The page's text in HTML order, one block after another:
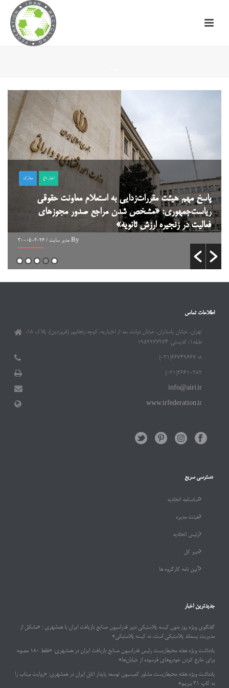
اخبار داغ مدارک
پاسخ مهم هیئت مقررات‌زدایی به استعلام معاونت حقوقی
ریاست‌جمهوری: «مشخص شدن مراجع صدور مجوزهای
فعالیت در زنجیره ارزش ثانویه»
By مدیر سایت / 2026-05-30
اطلاعات تماس
تهران، خیابان پاسداران، خیابان دولت، بعد از اختیاریه، کوچه زنجانپور (فروردین)، پلاک ۱۸،
طبقه۱، کدپستی: ۱۹۵۹۹۷۷۹۷۴
۲۶۷۴۹۶۶۷-۸(۰۲۱)
۲۶۶۱۰۲۸۲(۰۲۱)
info@airi.ir
www.irfederation.ir
دسترسی سریع
اساسنامه اتحادیه
هیئت مدیره
رئیس اتحادیه
دبیر کل
آیین نامه کارگروه ها
جدیدترین اخبار
گفتگوی ویژه روز بدون کیسه پلاستیکی دبیر فدراسیون صنایع بازیافت ایران با همشهری : «مشکل از
مدیریت پسماند پلاستیکی است، نه کیسه پلاستیکی»
یادداشت ویژه هفته محیط‌زیست رئیس فدراسیون صنایع بازیافت ایران در همشهری: «فقط ۱۸۰ مصوبه
برای خارج کردن خودروهای فرسوده از خیابان‌ها»
یادداشت ویژه هفته محیط‌زیست مشاور کمیسیون توسعه پایدار اتاق ایران در همشهری: «روایت میناب را
به کاپ ۳۱ ببریم»